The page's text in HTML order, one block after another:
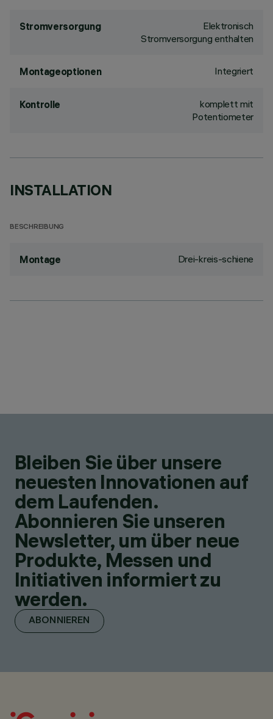
Stromversorgung
Elektronisch
Stromversorgung enthalten
Montageoptionen Integriert
Kontrolle
komplett mit
Potentiometer
INSTALLATION
BESCHREIBUNG
Montage Drei-kreis-schiene
Bleiben Sie über unsere
neuesten Innovationen auf
dem Laufenden.
Abonnieren Sie unseren
Newsletter, um über neue
Produkte, Messen und
Initiativen informiert zu
werden.
ABONNIEREN